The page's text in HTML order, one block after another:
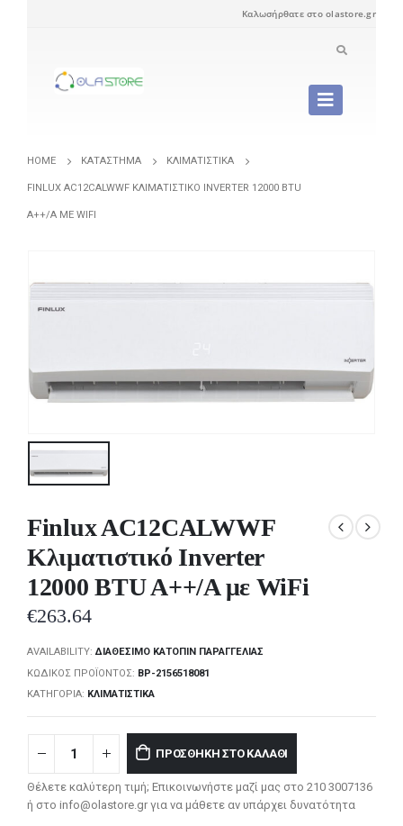
Καλωσήρθατε στο olastore.gr
HOME ΚΑΤΆΣΤΗΜΑ ΚΛΙΜΑΤΙΣΤΙΚΆ
FINLUX AC12CALWWF ΚΛΙΜΑΤΙΣΤΙΚΌ INVERTER 12000 BTU
A++/A ΜΕ WIFI
Finlux AC12CALWWF
Κλιματιστικό Inverter
12000 BTU A++/A με WiFi
€263.64
AVAILABILITY:ΔΙΑΘΈΣΙΜΟ ΚΑΤΌΠΙΝ ΠΑΡΑΓΓΕΛΊΑΣ
ΚΩΔΙΚΌΣ ΠΡΟΪΌΝΤΟΣ: BP-2156518081
ΚΑΤΗΓΟΡΊΑ: ΚΛΙΜΑΤΙΣΤΙΚΆ
ΠΡΟΣΘΉΚΗ ΣΤΟ ΚΑΛΆΘΙ
Θέλετε καλύτερη τιμή; Επικοινωνήστε μαζί μας στο 210 3007136
ή στο info@olastore.gr για να μάθετε αν υπάρχει δυνατότητα